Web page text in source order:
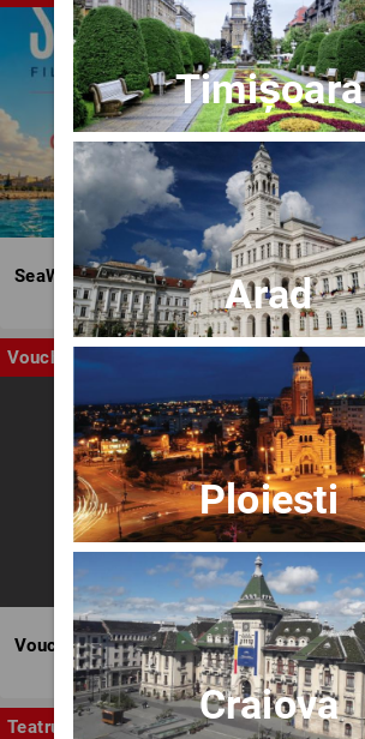
SeaWave Film & Arts Festival editia IV
Voucher
Voucher BILET.ro
Teatrul Mic
Timișoara
Arad
Ploiesti
Craiova